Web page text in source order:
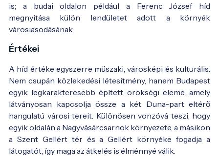
is; a budai oldalon például a Ferenc József híd
megnyitása külön lendületet adott a környék
városiasodásának
A híd a 19-20. század fordulóján - Fotó:
régi
képeslap
Értékei
A híd értéke egyszerre műszaki, városképi és kulturális.
Nem csupán közlekedési létesítmény, hanem Budapest
egyik legkarakteresebb épített örökségi eleme, amely
látványosan kapcsolja össze a két Duna-part eltérő
hangulatú városi tereit. Különösen vonzóvá teszi, hogy
egyik oldalán a Nagyvásárcsarnok környezete, a másikon
a Szent Gellért tér és a Gellért környéke fogadja a
látogatót, így maga az átkelés is élménnyé válik.
A híd a 20. század első felében - Fotó:régi
képeslap